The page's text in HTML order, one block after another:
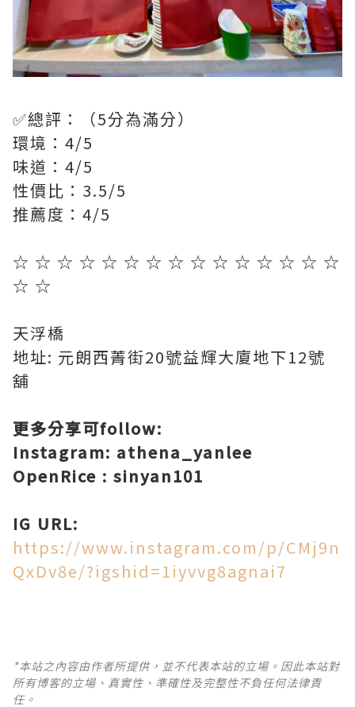
✅總評：（5分為滿分）
環境：4/5
味道：4/5
性價比：3.5/5
推薦度：4/5
☆ ☆ ☆ ☆ ☆ ☆ ☆ ☆ ☆ ☆ ☆ ☆ ☆ ☆ ☆
☆ ☆
天浮橋
地址: 元朗西菁街20號益輝大廈地下12號
舖
更多分享可follow:
Instagram: athena_yanlee
OpenRice : sinyan101
IG URL:
https://www.instagram.com/p/CMj9n
QxDv8e/?igshid=1iyvvg8agnai7
*本站之內容由作者所提供，並不代表本站的立場。因此本站對
所有博客的立場、真實性、準確性及完整性不負任何法律責
任。